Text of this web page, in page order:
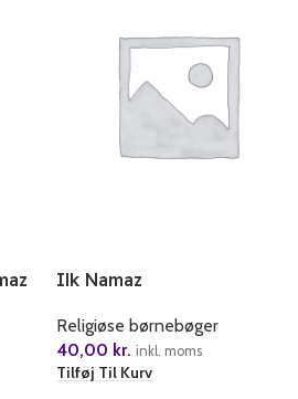
Ilk Namaz
Religiøse børnebøger
40,00 kr. inkl. moms
Tilføj Til Kurv